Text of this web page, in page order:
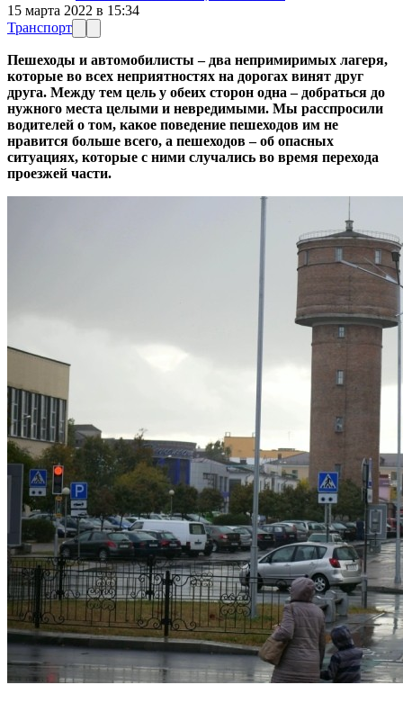
15 марта 2022 в 15:34
Транспорт
Пешеходы и автомобилисты – два непримиримых лагеря,
которые во всех неприятностях на дорогах винят друг
друга. Между тем цель у обеих сторон одна – добраться до
нужного места целыми и невредимыми. Мы расспросили
водителей о том, какое поведение пешеходов им не
нравится больше всего, а пешеходов – об опасных
ситуациях, которые с ними случались во время перехода
проезжей части.